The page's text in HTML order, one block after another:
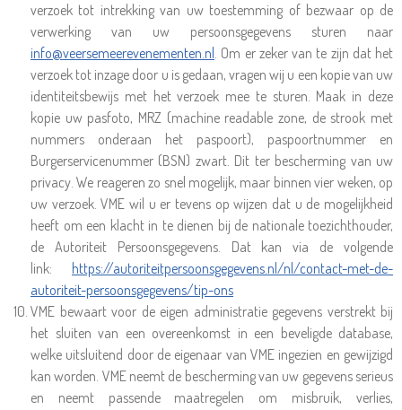
verzoek tot intrekking van uw toestemming of bezwaar op de
verwerking van uw persoonsgegevens sturen naar
info@veersemeerevenementen.nl . Om er zeker van te zijn dat het
verzoek tot inzage door u is gedaan, vragen wij u een kopie van uw
identiteitsbewijs met het verzoek mee te sturen. Maak in deze
kopie uw pasfoto, MRZ (machine readable zone, de strook met
nummers onderaan het paspoort), paspoortnummer en
Burgerservicenummer (BSN) zwart. Dit ter bescherming van uw
privacy. We reageren zo snel mogelijk, maar binnen vier weken, op
uw verzoek. VME wil u er tevens op wijzen dat u de mogelijkheid
heeft om een klacht in te dienen bij de nationale toezichthouder,
de Autoriteit Persoonsgegevens. Dat kan via de volgende
link:
https://autoriteitpersoonsgegevens.nl/nl/contact-met-de-
autoriteit-persoonsgegevens/tip-ons
VME bewaart voor de eigen administratie gegevens verstrekt bij
het sluiten van een overeenkomst in een beveligde database,
welke uitsluitend door de eigenaar van VME ingezien en gewijzigd
kan worden. VME neemt de bescherming van uw gegevens serieus
en neemt passende maatregelen om misbruik, verlies,